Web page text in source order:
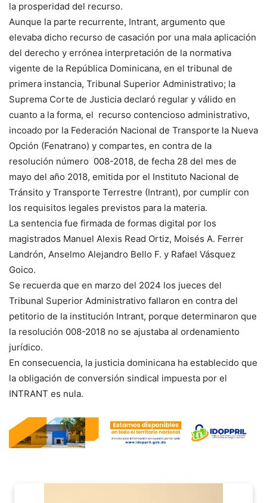
la prosperidad del recurso.
Aunque la parte recurrente, Intrant, argumento que
elevaba dicho recurso de casación por una mala aplicación
del derecho y errónea interpretación de la normativa
vigente de la República Dominicana, en el tribunal de
primera instancia, Tribunal Superior Administrativo; la
Suprema Corte de Justicia declaró regular y válido en
cuanto a la forma, el recurso contencioso administrativo,
incoado por la Federación Nacional de Transporte la Nueva
Opción (Fenatrano) y compartes, en contra de la
resolución número 008-2018, de fecha 28 del mes de
mayo del año 2018, emitida por el Instituto Nacional de
Tránsito y Transporte Terrestre (Intrant), por cumplir con
los requisitos legales previstos para la materia.
La sentencia fue firmada de formas digital por los
magistrados Manuel Alexis Read Ortiz, Moisés A. Ferrer
Landrón, Anselmo Alejandro Bello F. y Rafael Vásquez
Goico.
Se recuerda que en marzo del 2024 los jueces del
Tribunal Superior Administrativo fallaron en contra del
petitorio de la institución Intrant, porque determinaron que
la resolución 008-2018 no se ajustaba al ordenamiento
jurídico.
En consecuencia, la justicia dominicana ha establecido que
la obligación de conversión sindical impuesta por el
INTRANT es nula.